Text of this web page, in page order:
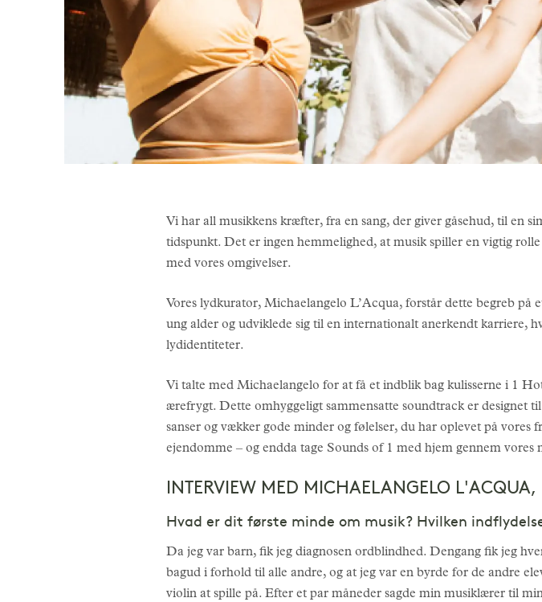
Vi har all musikkens kræfter, fra en sang, der giver gåsehud, til en
tidspunkt. Det er ingen hemmelighed, at musik spiller en vigtig
med vores omgivelser.
Vores lydkurator, Michaelangelo L’Acqua, forstår dette begreb på
ung alder og udviklede sig til en internationalt anerkendt karriere,
lydidentiteter.
Vi talte med Michaelangelo for at få et indblik bag kulisserne i 1
ærefrygt. Dette omhyggeligt sammensatte soundtrack er designet
sanser og vækker gode minder og følelser, du har oplevet på
ejendomme – og endda tage Sounds of 1 med hjem gennem vores
INTERVIEW MED MICHAELANGELO L'ACQUA,
Hvad er dit første minde om musik? Hvilken
Da jeg var barn, fik jeg diagnosen ordblindhed. Dengang fik jeg
bagud i forhold til alle andre, og at jeg var en byrde for de andre
violin at spille på. Efter et par måneder sagde min musiklærer til